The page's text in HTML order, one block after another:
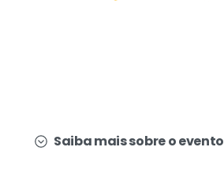
Saiba mais sobre o evento